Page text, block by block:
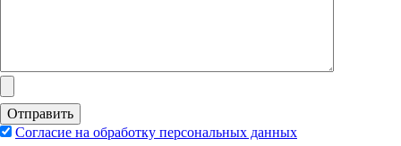
Согласие на обработку персональных данных